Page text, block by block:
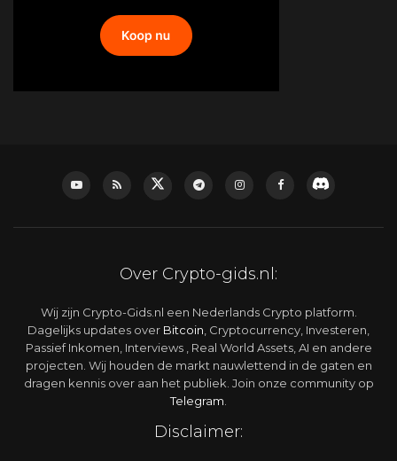
Over Crypto-gids.nl:
Wij zijn Crypto-Gids.nl een Nederlands Crypto platform.
Dagelijks updates over Bitcoin , Cryptocurrency, Investeren,
Passief Inkomen, Interviews , Real World Assets, AI en andere
projecten. Wij houden de markt nauwlettend in de gaten en
dragen kennis over aan het publiek. Join onze community op
Telegram
Disclaimer: